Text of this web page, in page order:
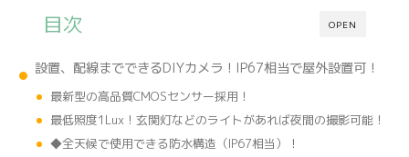
OPEN
目次
設置、配線までできるDIYカメラ！IP67相当で屋外設置可！
最新型の高品質CMOSセンサー採用！
最低照度1Lux！玄関灯などのライトがあれば夜間の撮影可能！
◆全天候で使用できる防水構造（IP67相当）！